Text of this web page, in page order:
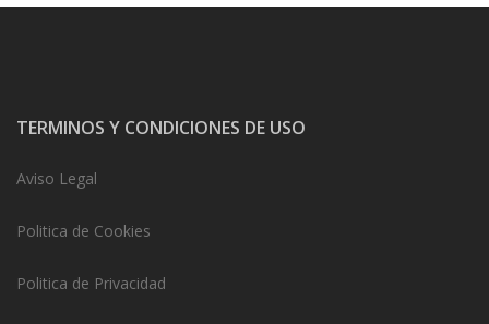
TERMINOS Y CONDICIONES DE USO
Aviso Legal
Politica de Cookies
Politica de Privacidad